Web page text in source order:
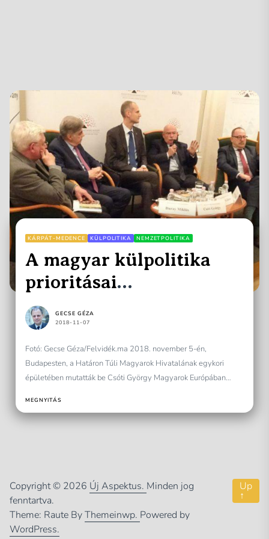
KÁRPÁT-MEDENCE KÜLPOLITIKA NEMZETPOLITIKA
A magyar külpolitika
prioritásai
változatlanok!
GECSE GÉZA
2018-11-07
Fotó: Gecse Géza/Felvidék.ma 2018. november 5-én,
Budapesten, a Határon Túli Magyarok Hivatalának egykori
épületében mutatták be Csóti György Magyarok Európában
MEGNYITÁS
Copyright © 2026 Új Aspektus. Minden jog
fenntartva.
Theme: Raute ByThemeinwp. Powered by
WordPress.
Up
↑